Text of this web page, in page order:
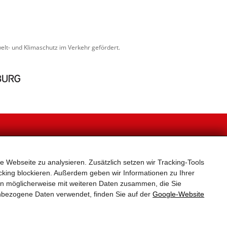
zu analysieren. Zusätzlich setzen wir Tracking-Tools
blockieren. Außerdem geben wir Informationen zu Ihrer
möglicherweise mit weiteren Daten zusammen, die Sie
Daten verwendet, finden Sie auf derGoogle‑Website
und Klimaschutz im Verkehr gefördert.
und kostenlos für den Newsletter ein.
und Aktuelles zum Radfahren in Stadt
und Land Salzburg.
die Versendung des Rad-Newsletters verwendet.